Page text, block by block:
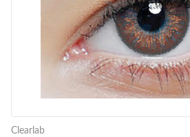
Clearlab